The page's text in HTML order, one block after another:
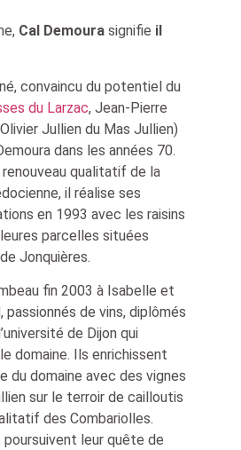
Cal Demoura signifie il
convaincu du potentiel du
du Larzac, Jean-Pierre
Jullien du Mas Jullien)
dans les années 70.
qualitatif de la
il réalise ses
en 1993 avec les raisins
parcelles situées
Jonquières.
fin 2003 à Isabelle et
passionnés de vins, diplômés
de Dijon qui
domaine. Ils enrichissent
du domaine avec des vignes
sur le terroir de cailloutis
des Combariolles.
poursuivent leur quête de